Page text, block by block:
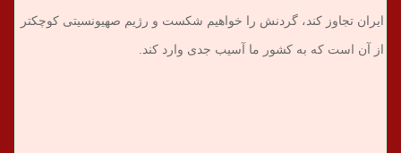
ایران تجاوز کند، گردنش را خواهیم شکست و رژیم صهیونسیتی کوچکتر
از آن است که به کشور ما آسیب جدی وارد کند.